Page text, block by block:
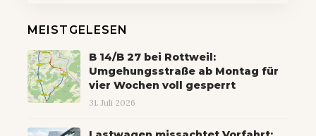
MEISTGELESEN
B 14/B 27 bei Rottweil:
Umgehungsstraße ab Montag für
vier Wochen voll gesperrt
31. Juli 2026